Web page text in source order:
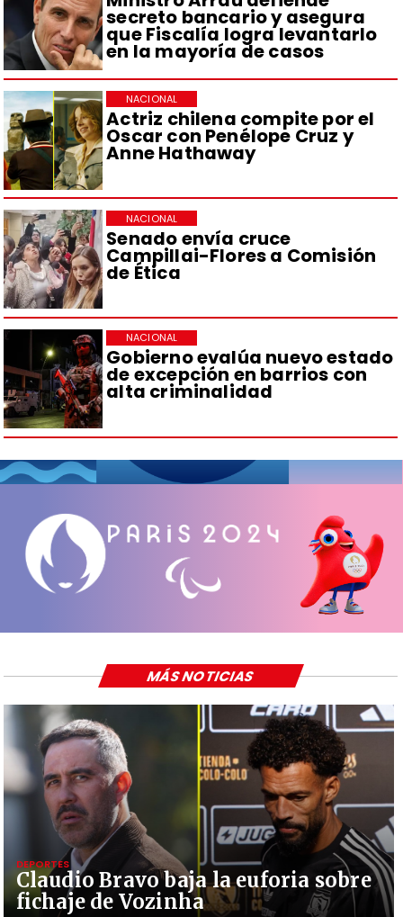
secreto bancario y asegura
que Fiscalía logra levantarlo
en la mayoría de casos
Actriz chilena compite por el
Oscar con Penélope Cruz y
Anne Hathaway
NACIONAL
Senado envía cruce
Campillai-Flores a Comisión
de Ética
NACIONAL
Gobierno evalúa nuevo estado
de excepción en barrios con
alta criminalidad
NACIONAL
Claudio Bravo baja la euforia sobre
fichaje de Vozinha
DEPORTES
MÁS NOTICIAS